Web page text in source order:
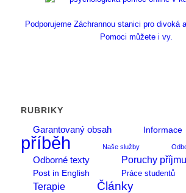
Podporujeme Záchrannou stanici pro divoká
Pomoci můžete i vy.
RUBRIKY
Garantovaný obsah
Informace
příběh
Naše služby
Odborné texty Poruchy
Post in English Práce studentů
Terapie Články